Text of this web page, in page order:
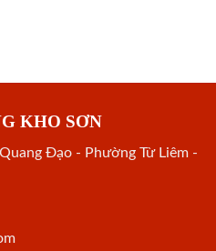
KHO SƠN
Đạo - Phường Từ Liêm -